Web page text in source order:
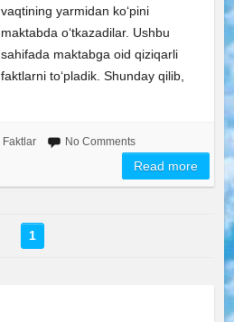
vaqtining yarmidan ko‘pini
maktabda o‘tkazadilar. Ushbu
sahifada maktabga oid qiziqarli
faktlarni to‘pladik. Shunday qilib,
Faktlar No Comments
Read more
1